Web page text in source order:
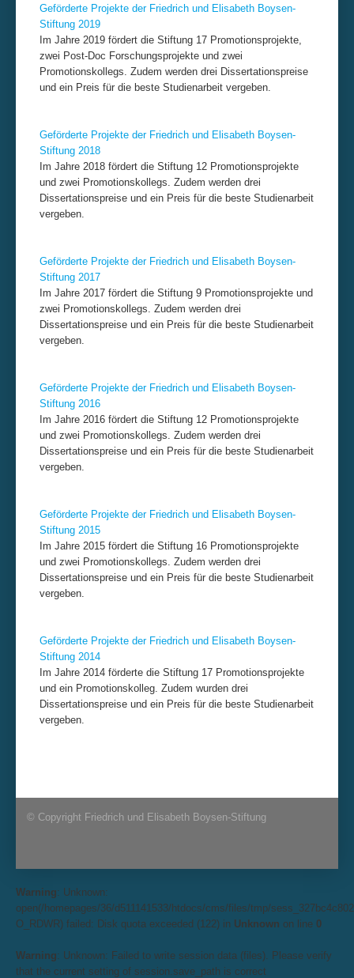
Geförderte Projekte der Friedrich und Elisabeth Boysen-
Stiftung 2019
Im Jahre 2019 fördert die Stiftung 17 Promotionsprojekte,
zwei Post-Doc Forschungsprojekte und zwei
Promotionskollegs. Zudem werden drei Dissertationspreise
und ein Preis für die beste Studienarbeit vergeben.
Geförderte Projekte der Friedrich und Elisabeth Boysen-
Stiftung 2018
Im Jahre 2018 fördert die Stiftung 12 Promotionsprojekte
und zwei Promotionskollegs. Zudem werden drei
Dissertationspreise und ein Preis für die beste Studienarbeit
vergeben.
Geförderte Projekte der Friedrich und Elisabeth Boysen-
Stiftung 2017
Im Jahre 2017 fördert die Stiftung 9 Promotionsprojekte und
zwei Promotionskollegs. Zudem werden drei
Dissertationspreise und ein Preis für die beste Studienarbeit
vergeben.
Geförderte Projekte der Friedrich und Elisabeth Boysen-
Stiftung 2016
Im Jahre 2016 fördert die Stiftung 12 Promotionsprojekte
und zwei Promotionskollegs. Zudem werden drei
Dissertationspreise und ein Preis für die beste Studienarbeit
vergeben.
Geförderte Projekte der Friedrich und Elisabeth Boysen-
Stiftung 2015
Im Jahre 2015 fördert die Stiftung 16 Promotionsprojekte
und zwei Promotionskollegs. Zudem werden drei
Dissertationspreise und ein Preis für die beste Studienarbeit
vergeben.
Geförderte Projekte der Friedrich und Elisabeth Boysen-
Stiftung 2014
Im Jahre 2014 förderte die Stiftung 17 Promotionsprojekte
und ein Promotionskolleg. Zudem wurden drei
Dissertationspreise und ein Preis für die beste Studienarbeit
vergeben.
© Copyright Friedrich und Elisabeth Boysen-Stiftung
Warning: Unknown:
open(/homepages/36/d511141533/htdocs/cms/files/tmp/
O_RDWR) failed: Disk quota exceeded (122) in Unknown on line 0
Warning: Unknown: Failed to write session data (files). Please verify
that the current setting of session.save_path is correct